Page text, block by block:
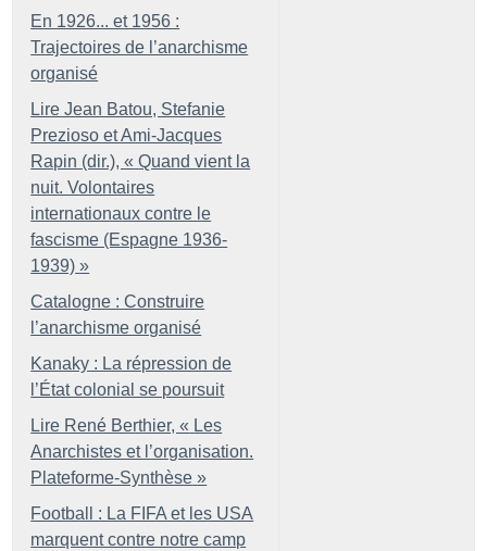
En 1926... et 1956 :
Trajectoires de l’anarchisme
organisé
Lire Jean Batou, Stefanie
Prezioso et Ami-Jacques
Rapin (dir.), « Quand vient la
nuit. Volontaires
internationaux contre le
fascisme (Espagne 1936-
1939) »
Catalogne : Construire
l’anarchisme organisé
Kanaky : La répression de
l’État colonial se poursuit
Lire René Berthier, « Les
Anarchistes et l’organisation.
Plateforme-Synthèse »
Football : La FIFA et les USA
marquent contre notre camp